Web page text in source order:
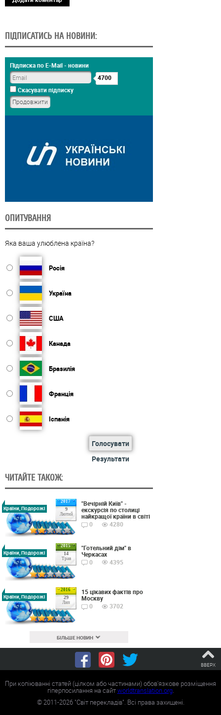
ПІДПИСАТИСЬ НА НОВИНИ:
Підписка по E-Mail - новини
4700
Скасувати підписку
ОПИТУВАННЯ
Яка ваша улюблена країна?
Росія
Україна
США
Канада
Бразилія
Франція
Іспанія
Голосувати
Результати
ЧИТАЙТЕ ТАКОЖ:
2017
9
Лютий
Країни, Подорожі
"Вечірній Київ" -
екскурсія по столиці
найкращої країни в світі
0
4280
2015
14
Трав
Країни, Подорожі
"Готельний дім" в
Черкасах
0
4395
2016
29
Лип
Країни, Подорожі
15 цікавих фактів про
Москву
0
3702
БІЛЬШЕ НОВИН
ВВЕРХ
При копіюванні статей (цілком або частинами) обов'язкове розміщення
гіперпосилання на сайтworldtranslation.org.
©2011-2026"Світ перекладів". Всі права захищені.